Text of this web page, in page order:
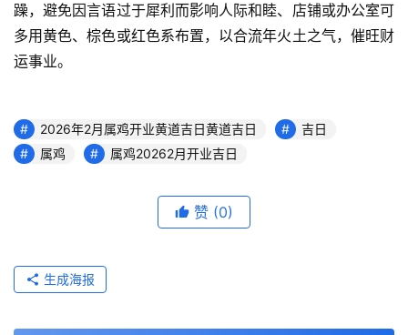
躁，避免因言语过于犀利而影响人际和睦、店铺或办公室可
多用黄色、棕色或红色系布置，以合流年火土之气，催旺财
运事业。
2026年2月属鸡开业黄道吉日黄道吉日
吉日
属鸡
属鸡20262月开业吉日
赞 (0)
生成海报